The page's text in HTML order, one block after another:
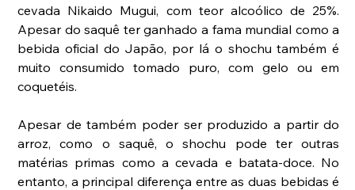
cevada Nikaido Mugui, com teor alcoólico de 25%.
Apesar do saquê ter ganhado a fama mundial como a
bebida oficial do Japão, por lá o shochu também é
muito consumido tomado puro, com gelo ou em
coquetéis.
Apesar de também poder ser produzido a partir do
arroz, como o saquê, o shochu pode ter outras
matérias primas como a cevada e batata-doce. No
entanto, a principal diferença entre as duas bebidas é